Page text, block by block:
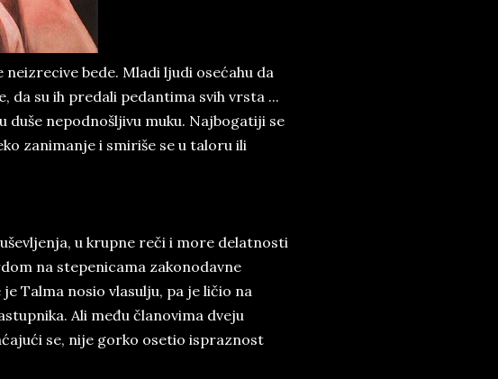
bede. Mladi ljudi osećahu da
da su ih predali pedantima svih vrsta ...
duše nepodnošljivu muku. Najbogatiji se
zanimanje i smiriše se u taloru ili
u krupne reči i more delatnosti
na stepenicama zakonodavne
Talma nosio vlasulju, pa je ličio na
Ali među članovima dveju
se, nije gorko osetio ispraznost